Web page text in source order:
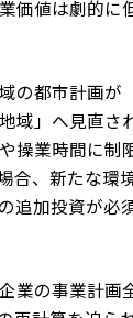
価値は劇的に
の都市計画が
域」へ見直さ
操業時間に制
合、新たな環
追加投資が必
業の事業計画